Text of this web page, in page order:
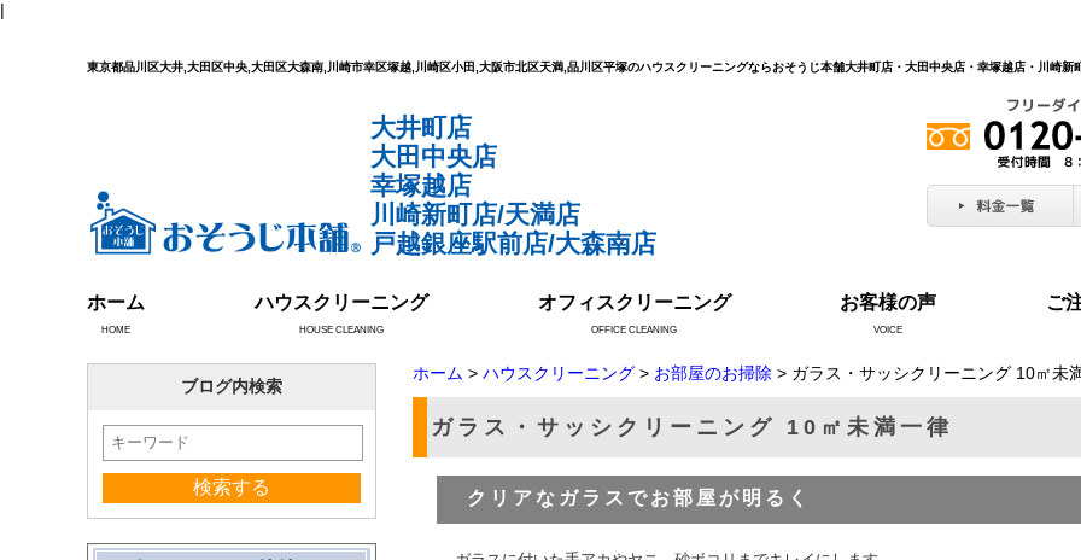
|
東京都品川区大井,大田区中央,大田区大森南,川崎市幸区塚越,川崎区小田,大阪市北区天満,品川区平塚のハウスクリーニングならおそうじ本舗大井町店・大田中央店・幸塚越店・川崎新
大井町店
大田中央店
幸塚越店
川崎新町店/天満店
戸越銀座駅前店/大森南店
ホーム
HOME
ハウスクリーニング
HOUSE CLEANING
オフィスクリーニング
OFFICE CLEANING
お客様の声
VOICE
ご
ホーム > ハウスクリーニング > お部屋のお掃除 > ガラス・サッシクリーニング 10㎡未
ガラス・サッシクリーニング 10㎡未満一律
クリアなガラスでお部屋が明るく
ブログ内検索